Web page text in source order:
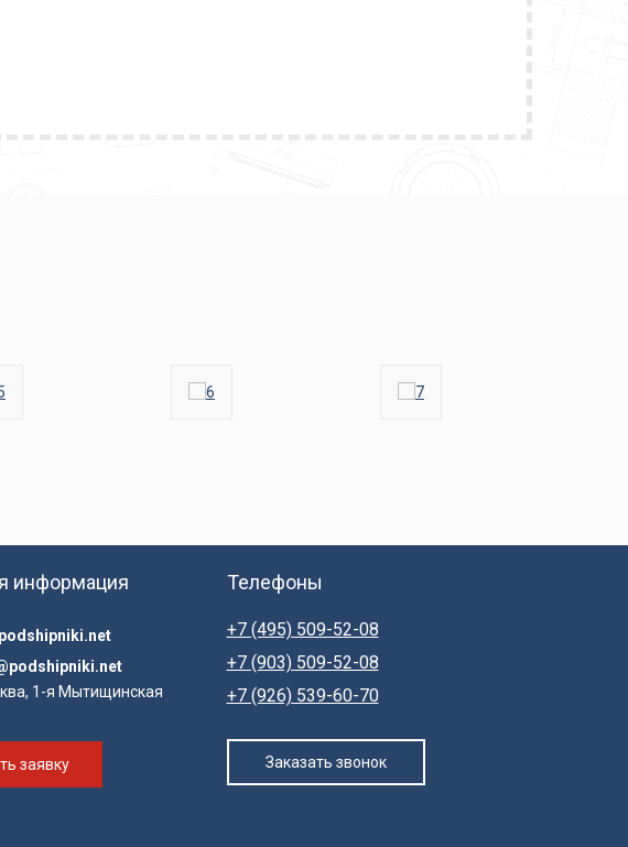
информация
1-я Мытищинская
заявку
Телефоны
+7 (495) 509-52-08
+7 (903) 509-52-08
+7 (926) 539-60-70
Заказать звонок